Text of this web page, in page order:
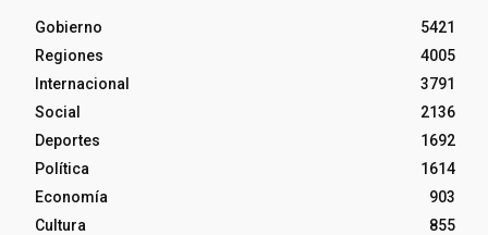
Gobierno
5421
Regiones
4005
Internacional
3791
Social
2136
Deportes
1692
Política
1614
Economía
903
Cultura
855